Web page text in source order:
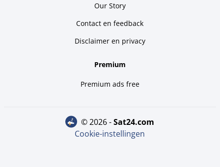
Our Story
Contact en feedback
Disclaimer en privacy
Premium
Premium ads free
© 2026 - sat24.com
Cookie-instellingen